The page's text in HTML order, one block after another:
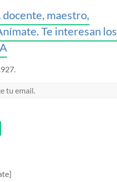
docente, maestro,
Te interesan los